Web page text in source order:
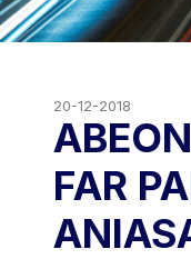
20-12-2018
FAR